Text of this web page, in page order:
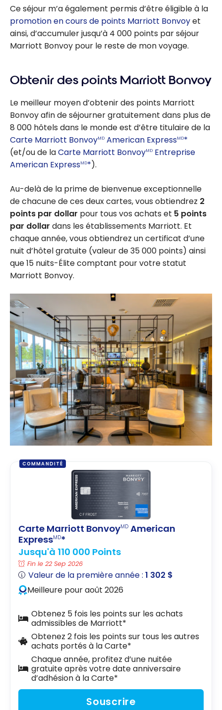
Ce séjour m’a également permis d’être éligible à la
promotion en cours de points Marriott Bonvoyet
ainsi, d’accumuler jusqu’à 4 000 points par séjour
Marriott Bonvoy pour le reste de mon voyage.
Obtenir des points Marriott Bonvoy
Le meilleur moyen d’obtenir des points Marriott
Bonvoy afin de séjourner gratuitement dans plus de
8 000 hôtels dans le monde est d’être titulaire de la
Carte Marriott BonvoyMD American ExpressMD*
(et/ou de laCarte Marriott BonvoyMD Entreprise
American ExpressMD*).
Au-delà de la prime de bienvenue exceptionnelle
de chacune de ces deux cartes, vous obtiendrez 2
points par dollar pour tous vos achats et 5 points
par dollar dans les établissements Marriott. Et
chaque année, vous obtiendrez un certificat d’une
nuit d’hôtel gratuite (valeur de 35 000 points) ainsi
que 15 nuits-Élite comptant pour votre statut
Marriott Bonvoy.
COMMANDITÉ
Carte Marriott BonvoyMD American
ExpressMD*
Jusqu'à 110 000 Points
Fin le 22 Sep 2026
Valeur de la première année :1 302 $
Meilleure pour août 2026
Obtenez 5 fois les points sur les achats
admissibles de Marriott*
Obtenez 2 fois les points sur tous les autres
achats portés à la Carte*
Chaque année, profitez d’une nuitée
gratuite après votre date anniversaire
d’adhésion à la Carte*
Souscrire